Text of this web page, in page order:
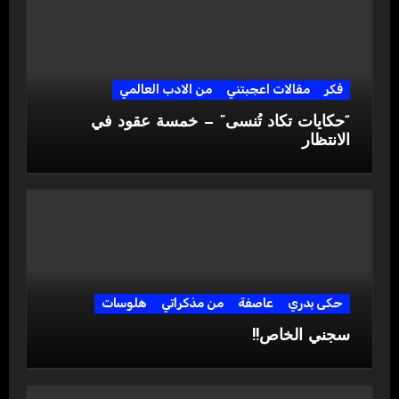
فكر مقالات اعجبتني من الادب العالمي
“حكايات تكاد تُنسى” — خمسة عقود في
الانتظار
حكى بدري عاصفة من مذكراتي هلوسات
سجني الخاص!!